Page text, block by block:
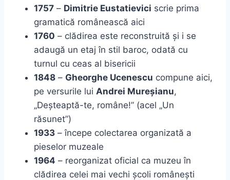
1757 – Dimitrie Eustatievici scrie prima
gramatică românească aici
1760 – clădirea este reconstruită și i se
adaugă un etaj în stil baroc, odată cu
turnul cu ceas al bisericii
1848 – Gheorghe Ucenescu compune aici,
pe versurile lui Andrei Mureșianu,
„Deșteaptă-te, române!” (acel „Un
răsunet”)
1933 – începe colectarea organizată a
pieselor muzeale
1964 – reorganizat oficial ca muzeu în
clădirea celei mai vechi școli românești